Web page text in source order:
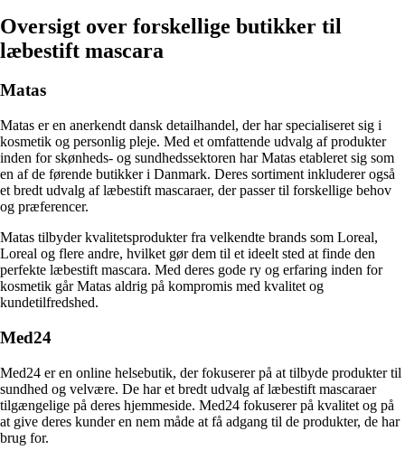
Oversigt over forskellige butikker til
læbestift mascara
Matas
Matas er en anerkendt dansk detailhandel, der har specialiseret sig i
kosmetik og personlig pleje. Med et omfattende udvalg af produkter
inden for skønheds- og sundhedssektoren har Matas etableret sig som
en af de førende butikker i Danmark. Deres sortiment inkluderer også
et bredt udvalg af læbestift mascaraer, der passer til forskellige behov
og præferencer.
Matas tilbyder kvalitetsprodukter fra velkendte brands som Loreal,
Loreal og flere andre, hvilket gør dem til et ideelt sted at finde den
perfekte læbestift mascara. Med deres gode ry og erfaring inden for
kosmetik går Matas aldrig på kompromis med kvalitet og
kundetilfredshed.
Med24
Med24 er en online helsebutik, der fokuserer på at tilbyde produkter til
sundhed og velvære. De har et bredt udvalg af læbestift mascaraer
tilgængelige på deres hjemmeside. Med24 fokuserer på kvalitet og på
at give deres kunder en nem måde at få adgang til de produkter, de har
brug for.